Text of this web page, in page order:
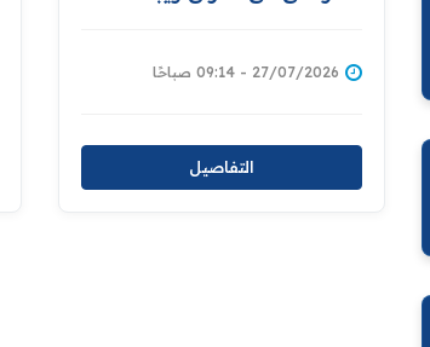
بغداد والخرطوم
27/07/2026 - 09:14 صباحًا
التفاصيل